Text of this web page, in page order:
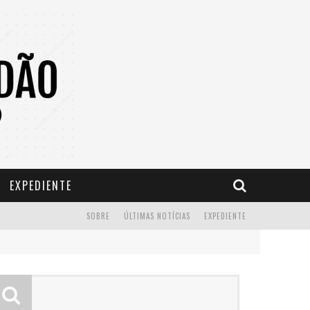
EXPEDIENTE
EXPEDIENTE
ÚLTIMAS NOTÍCIAS
SOBRE